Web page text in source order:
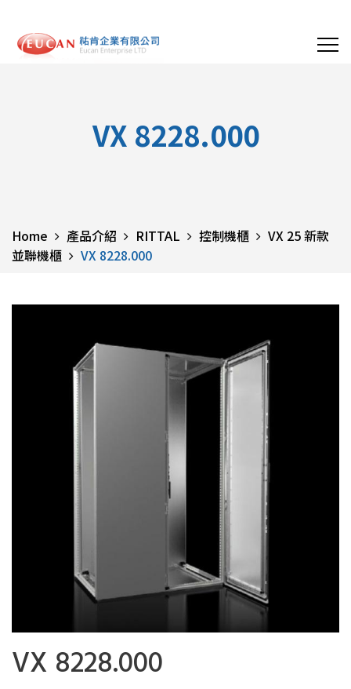
VX 8228.000
Home 產品介紹 RITTAL 控制機櫃
VX 25 新款
並聯機櫃
VX 8228.000
VX 8228.000